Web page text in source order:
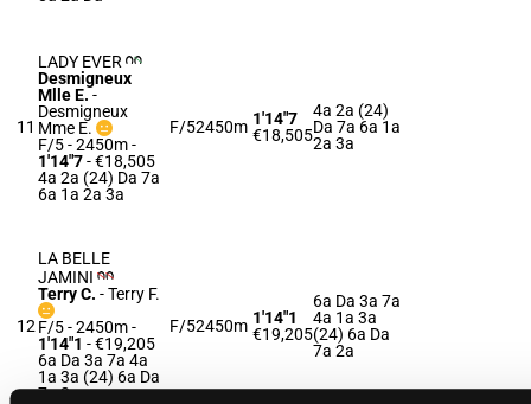
11
LADY EVER
Desmigneux
Mlle E. -
Desmigneux
Mme E.
F/5 - 2450m-
1'14"7- €18,505
4a 2a (24) Da 7a
6a 1a 2a 3a
F/52450m 1'14"7
€18,505
4a 2a (24)
Da 7a 6a 1a
2a 3a
12
LA BELLE
JAMINI
Terry C. -Terry F.
F/5 - 2450m-
1'14"1 - €19,205
6a Da 3a 7a 4a
1a 3a (24) 6a Da
7a 2a
F/52450m 1'14"1
€19,205
6a Da 3a 7a
4a 1a 3a
(24) 6a Da
7a 2a